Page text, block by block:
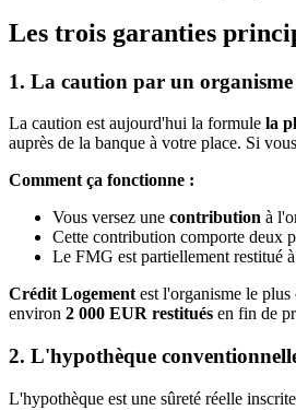
Les trois garanties
1. La caution par un
La caution est aujourd'hui la formule la
auprès de la banque à votre place. Si
Comment ça fonctionne :
Vous versez une contribution à
Cette contribution comporte deux
Le FMG est partiellement restitué
Crédit Logement est l'organisme le
environ 2 000 EUR restitués en fin de
2. L'hypothèque
L'hypothèque est une sûreté réelle